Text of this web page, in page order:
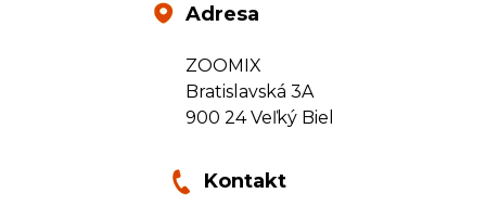
Adresa
ZOOMIX
Bratislavská 3A
900 24 Veľký Biel
Kontakt